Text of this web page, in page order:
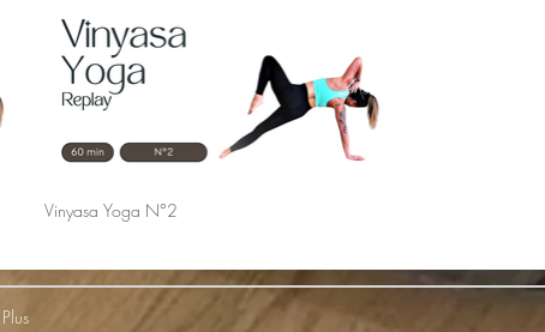
Vinyasa Yoga N°2
Plus